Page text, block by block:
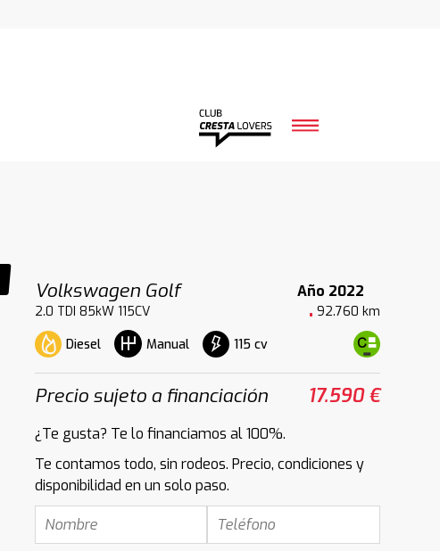
Volkswagen Golf
Año 2022
2.0 TDI 85kW 115CV
92.760 km
Diesel
Manual 115 cv
Precio sujeto a financiación 17.590 €
¿Te gusta? Te lo financiamos al 100%.
Te contamos todo, sin rodeos. Precio, condiciones y
disponibilidad en un solo paso.